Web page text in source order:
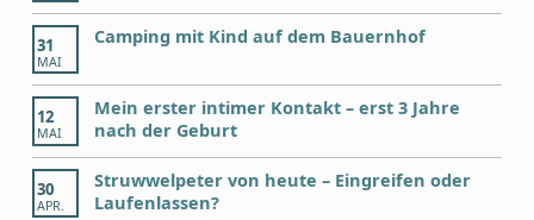
31
MAI
Camping mit Kind auf dem Bauernhof
12
MAI
Mein erster intimer Kontakt – erst 3 Jahre
nach der Geburt
30
APR.
Struwwelpeter von heute – Eingreifen oder
Laufenlassen?